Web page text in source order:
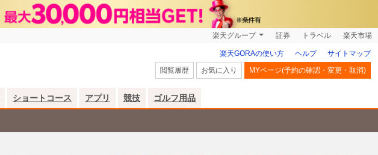
楽天グループ 証券 トラベル 楽天市場
楽天GORAの使い方 ヘルプ サイトマップ
閲覧履歴 お気に入り MYページ(予約の確認・変更・取消)
ショートコース アプリ 競技 ゴルフ用品